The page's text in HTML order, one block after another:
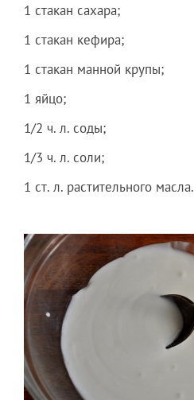
1 стакан сахара;
1 стакан кефира;
1 стакан манной крупы;
1 яйцо;
1/2 ч. л. соды;
1/3 ч. л. соли;
1 ст. л. растительного масла.